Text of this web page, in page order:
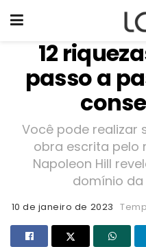
12
passo a
Você pode realizar
obra escrita pelo
Napoleon Hill
domínio
10 de janeiro de 2023